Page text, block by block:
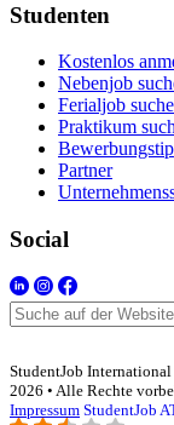
Studenten
Kostenlos
Nebenjob
Ferialjob
Praktikum
Partner
Social
StudentJob
2026 • Alle Rechte
Impressum StudentJob